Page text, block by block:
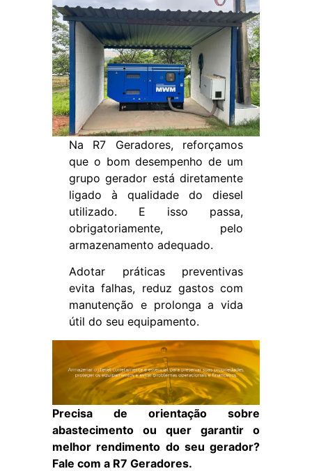
Na R7 Geradores, reforçamos
que o bom desempenho de um
grupo gerador está diretamente
ligado à qualidade do diesel
utilizado. E isso passa,
obrigatoriamente, pelo
armazenamento adequado.
Adotar práticas preventivas
evita falhas, reduz gastos com
manutenção e prolonga a vida
útil do seu equipamento.
Precisa de orientação sobre
abastecimento ou quer garantir o
melhor rendimento do seu gerador?
Fale com a R7 Geradores.